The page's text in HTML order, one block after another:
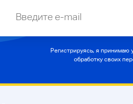
Регистрируясь, я принимаю
обработку своих